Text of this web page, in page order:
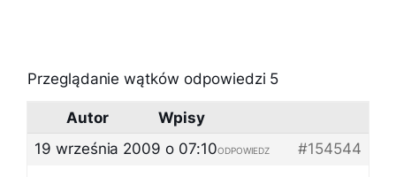
Przeglądanie wątków odpowiedzi 5
Autor
Wpisy
19 września 2009 o 07:10
#154544
ODPOWIEDZ